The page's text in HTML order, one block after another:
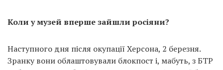
Коли у музей вперше зайшли росіяни?
Наступного дня після окупації Херсона, 2 березня.
Зранку вони облаштовували блокпост і, мабуть, з БТР